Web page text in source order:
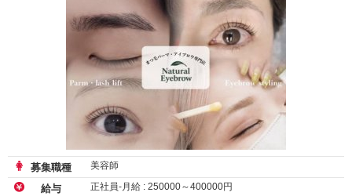
募集職種 美容師
給与 正社員-月給 : 250000～400000円